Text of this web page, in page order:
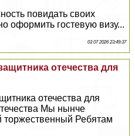
повидать своих
оформить гостевую визу...
03 07 2026 23:49:37
отечества для
отечества для
Мы нынче
торжественный Ребятам